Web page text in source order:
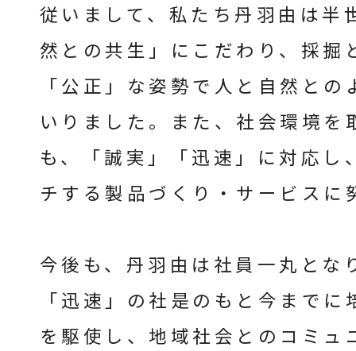
従いまして、私たち丹羽由は半
然との共生」にこだわり、採掘
「公正」な姿勢で人と自然と
いりました。また、社会環境を
も、「誠実」「迅速」に対応し
チする製品づくり・サービスに
今後も、丹羽由は社員一丸とな
「迅速」の社是のもと今まで
を駆使し、地域社会とのコミ